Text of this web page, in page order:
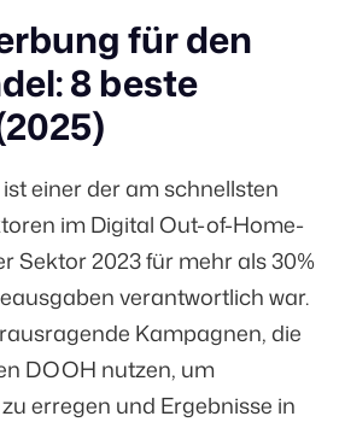
für den
8 beste
einer der am schnellsten
im Digital Out-of-Home-
Sektor 2023 für mehr als30%
verantwortlich war.
Kampagnen, die
DOOH nutzen, um
erregen und Ergebnisse in